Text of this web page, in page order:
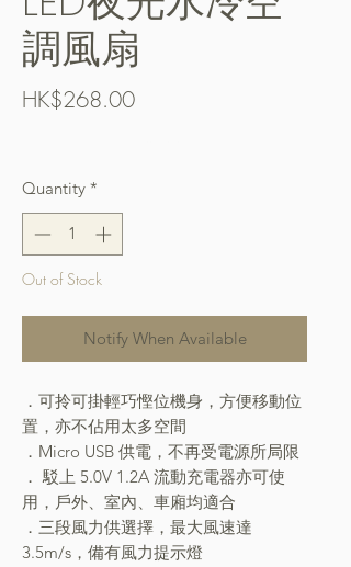
調風扇
HK$268.00Price
Quantity *
Out of Stock
Notify When Available
．可拎可掛輕巧慳位機身，方便移動位
置，亦不佔用太多空間
．Micro USB 供電，不再受電源所局限
． 駁上 5.0V 1.2A 流動充電器亦可使
用，戶外、室內、車廂均適合
．三段風力供選擇，最大風速達
3.5m/s，備有風力提示燈